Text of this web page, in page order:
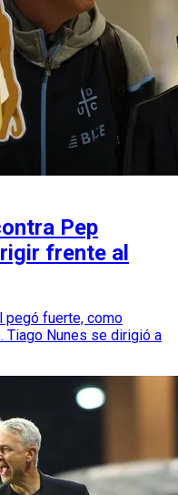
Pep
frente al
pegó fuerte, como
Tiago Nunes se dirigió a